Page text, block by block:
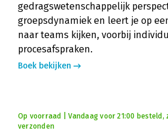
gedragswetenschappelijk
groepsdynamiek en leert je op
naar teams kijken, voorbij
procesafspraken.
Boek bekijken
Op voorraad | Vandaag voor 21:00
verzonden